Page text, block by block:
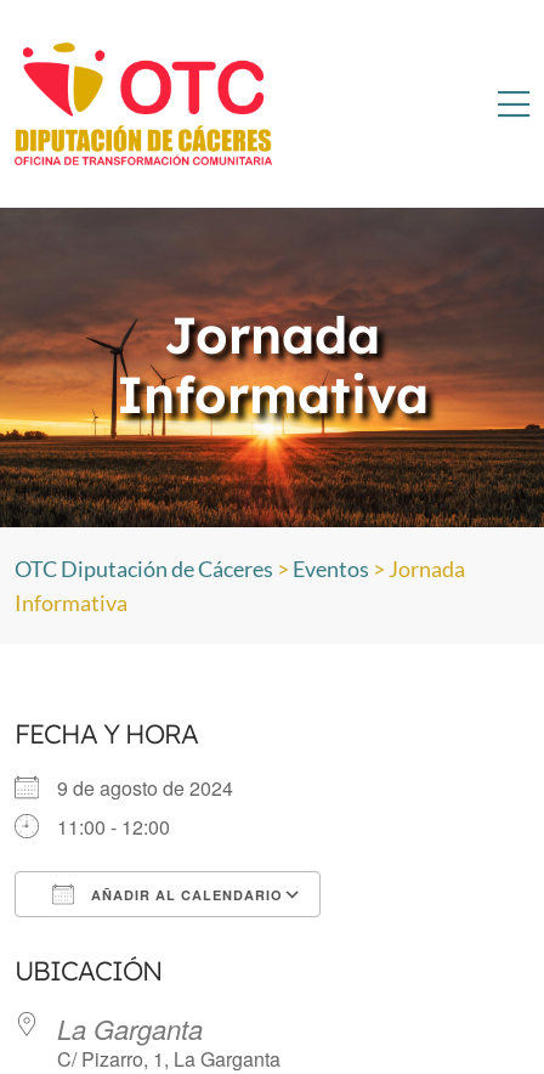
Jornada
Informativa
OTC Diputación de Cáceres > Eventos > Jornada
Informativa
FECHA Y HORA
9 de agosto de 2024
11:00 - 12:00
AÑADIR AL CALENDARIO
UBICACIÓN
La Garganta
C/ Pizarro, 1, La Garganta